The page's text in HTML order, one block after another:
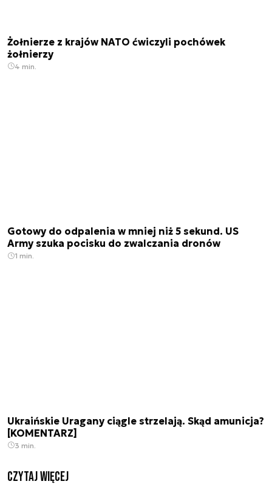
Żołnierze z krajów NATO ćwiczyli pochówek
żołnierzy
4 min.
Gotowy do odpalenia w mniej niż 5 sekund. US
Army szuka pocisku do zwalczania dronów
1 min.
Ukraińskie Uragany ciągle strzelają. Skąd amunicja?
[KOMENTARZ]
3 min.
czytaj więcej